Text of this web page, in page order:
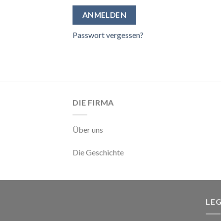
ANMELDEN
Passwort vergessen?
DIE FIRMA
Über uns
Die Geschichte